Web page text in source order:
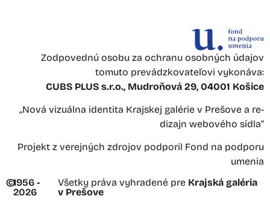
Zodpovednú osobu za ochranu osobných údajov
tomuto prevádzkovateľovi vykonáva:
CUBS PLUS s.r.o., Mudroňová 29, 04001 Košice
„Nová vizuálna identita Krajskej galérie v Prešove a re-
dizajn webového sídla“
Projekt z verejných zdrojov podporil Fond na podporu
umenia
©1956 -
2026
Všetky práva vyhradené pre Krajská galéria
v Prešove